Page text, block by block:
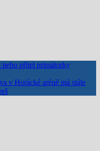
přítel primátorky
v Horácké aréně má stále